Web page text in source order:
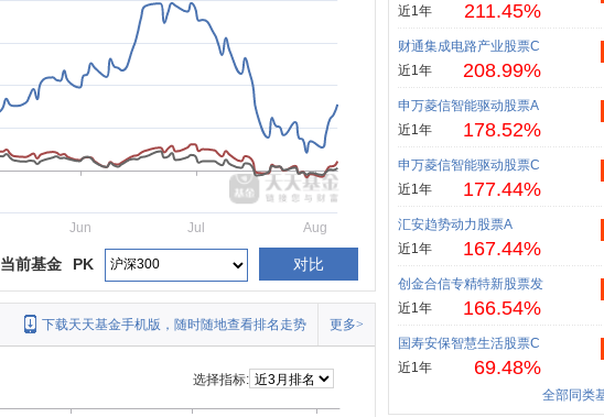
Jun Jul Aug
对比
PK
当前基金
更多>
下载天天基金手机版，随时随地查看排名走势
选择指标:
近1年
211.45%
财通集成电路产业股票C
近1年
208.99%
申万菱信智能驱动股票A
近1年
178.52%
申万菱信智能驱动股票C
近1年
177.44%
汇安趋势动力股票A
近1年
167.44%
创金合信专精特新股票发
近1年
166.54%
国寿安保智慧生活股票C
近1年
69.48%
全部同类